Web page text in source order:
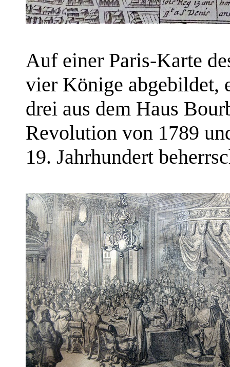
Auf einer Paris-Karte
vier Könige abgebildet,
drei aus dem Haus
Revolution von 1789
19. Jahrhundert